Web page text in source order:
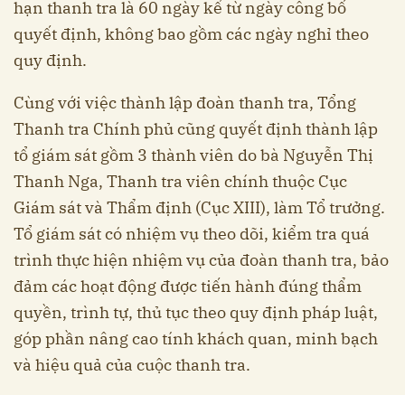
hạn thanh tra là 60 ngày kể từ ngày công bố
quyết định, không bao gồm các ngày nghỉ theo
quy định.
Cùng với việc thành lập đoàn thanh tra, Tổng
Thanh tra Chính phủ cũng quyết định thành lập
tổ giám sát gồm 3 thành viên do bà Nguyễn Thị
Thanh Nga, Thanh tra viên chính thuộc Cục
Giám sát và Thẩm định (Cục XIII), làm Tổ trưởng.
Tổ giám sát có nhiệm vụ theo dõi, kiểm tra quá
trình thực hiện nhiệm vụ của đoàn thanh tra, bảo
đảm các hoạt động được tiến hành đúng thẩm
quyền, trình tự, thủ tục theo quy định pháp luật,
góp phần nâng cao tính khách quan, minh bạch
và hiệu quả của cuộc thanh tra.